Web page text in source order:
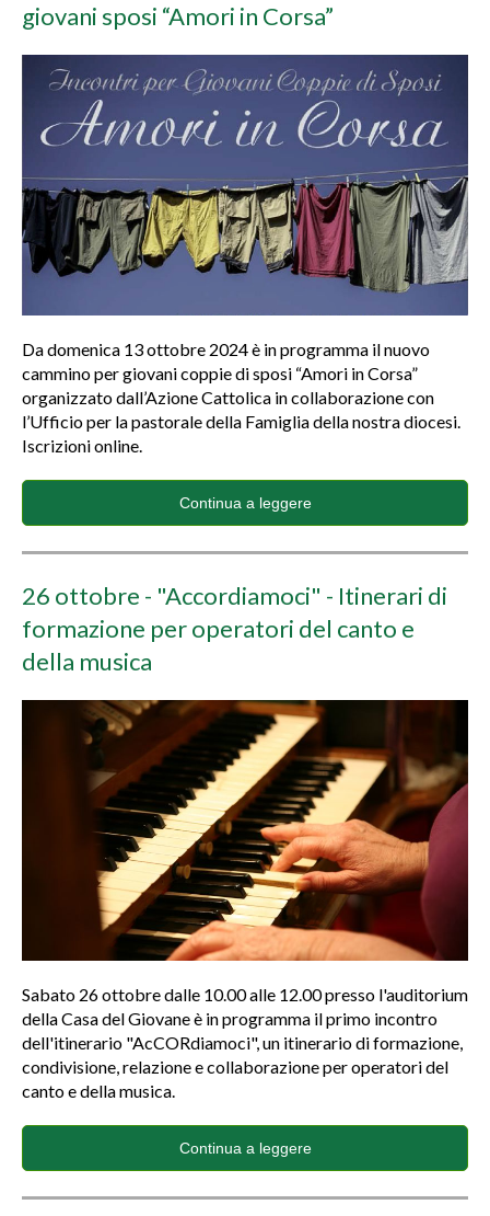
giovani sposi “Amori in Corsa”
Da domenica 13 ottobre 2024 è in programma il nuovo
cammino per giovani coppie di sposi “Amori in Corsa”
organizzato dall’Azione Cattolica in collaborazione con
l’Ufficio per la pastorale della Famiglia della nostra diocesi.
Iscrizioni online.
Continua a leggere
26 ottobre - "Accordiamoci" - Itinerari di
formazione per operatori del canto e
della musica
Sabato 26 ottobre dalle 10.00 alle 12.00 presso l'auditorium
della Casa del Giovane è in programma il primo incontro
dell'itinerario "AcCORdiamoci", un itinerario di formazione,
condivisione, relazione e collaborazione per operatori del
canto e della musica.
Continua a leggere